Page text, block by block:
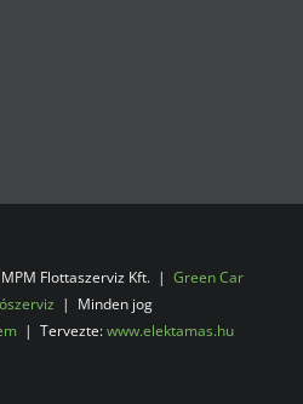
Flottaszerviz Kft. | Green Car
| Minden jog
| Tervezte:www.elektamas.hu